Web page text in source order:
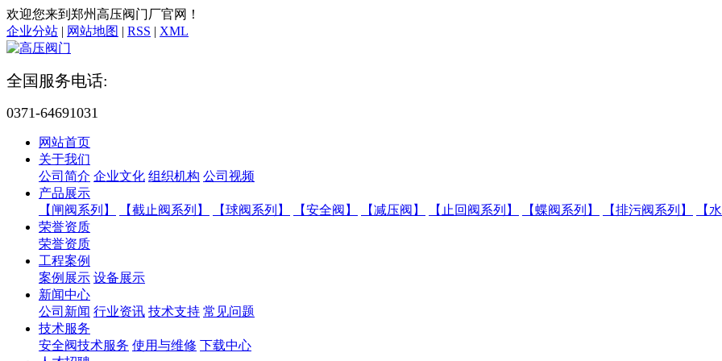
欢迎您来到郑州高压阀门厂官网！
企业分站 | 网站地图 | RSS | XML
全国服务电话:
0371-64691031
网站首页
关于我们
公司简介 企业文化 组织机构 公司视频
产品展示
【闸阀系列】
【截止阀系列】 【球阀系列】 【安全阀】 【减压阀】 【止回阀系列】 【蝶阀系列】 【排污阀系列】 【
荣誉资质
荣誉资质
工程案例
案例展示 设备展示
新闻中心
公司新闻 行业资讯 技术支持 常见问题
技术服务
安全阀技术服务 使用与维修 下载中心